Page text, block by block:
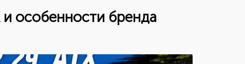
и особенности бренда